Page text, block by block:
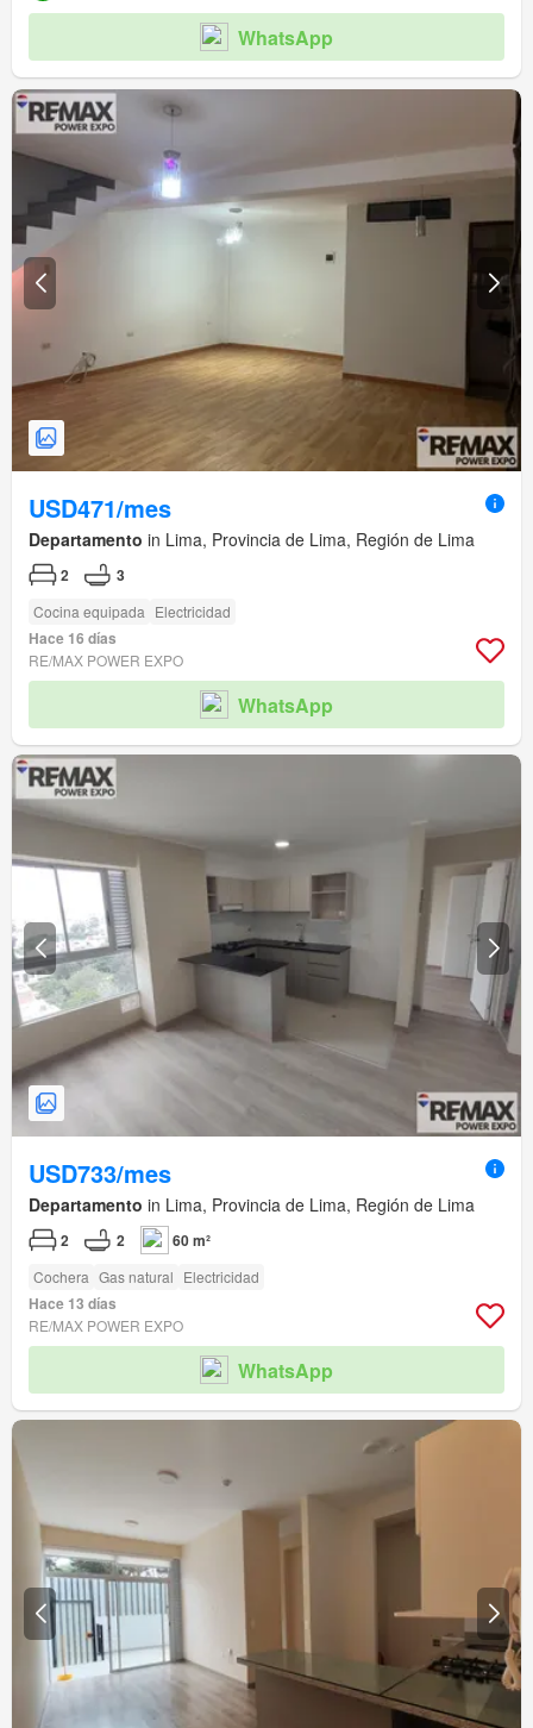
WhatsApp
USD471/mes
Departamento in Lima, Provincia de Lima, Región de Lima
2 3
Cocina equipada Electricidad
Hace 16 días
RE/MAX POWER EXPO
WhatsApp
USD733/mes
Departamento in Lima, Provincia de Lima, Región de Lima
2 2 60 m²
Cochera Gas natural Electricidad
Hace 13 días
RE/MAX POWER EXPO
WhatsApp